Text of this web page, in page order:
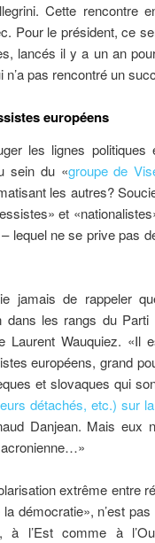
Cette rencontre
Pour le président, ce
lancés il y a un an
n’a pas rencontré un
européens
les lignes politiques
sein du «groupe de
les autres?
et
lequel ne se prive pas
jamais de rappeler
dans les rangs du
Laurent Wauquiez. «Il
européens, grand
et slovaques qui
détachés, etc.)sur
Danjean. Mais
extrême entre
démocratie», n’est
à l’Est comme à